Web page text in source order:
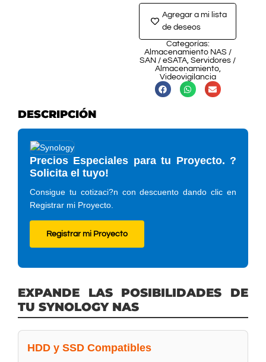
Agregar a mi lista
de deseos
Categorías:
Almacenamiento NAS /
SAN / eSATA, Servidores /
Almacenamiento,
Videovigilancia
DESCRIPCIÓN
Precios Especiales para tu Proyecto. ?
Solicita el tuyo!
Consigue tu cotizaci?n con descuento dando clic en
Registrar mi Proyecto.
Registrar mi Proyecto
EXPANDE LAS POSIBILIDADES DE
TU SYNOLOGY NAS
HDD y SSD Compatibles